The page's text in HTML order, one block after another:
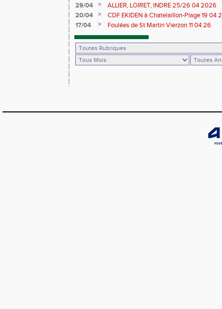
29/04
>
ALLIER, LOIRET, INDRE 25/26 04 2026
20/04
>
CDF EKIDEN à Chatelaillon-Plage 19 04
17/04
> Foulées de St Martin Vierzon 11 04 26